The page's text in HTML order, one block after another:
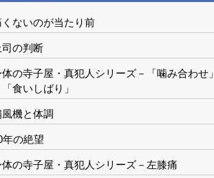
くないのが当たり前
司の判断
の寺子屋・真犯人シリーズ－「噛み合わせ」
食いしばり」
風機と体調
年の絶望
体の寺子屋・真犯人シリーズ－左膝痛